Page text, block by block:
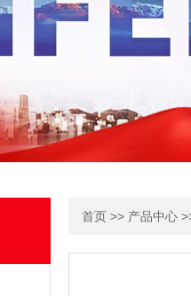
首页 >> 产品中心